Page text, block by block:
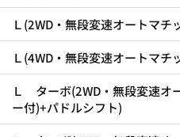
Ｌ(2WD・無段変速オートマ
Ｌ(4WD・無段変速オートマ
Ｌ ターボ(2WD・無段変速オ
ー付)+パドルシフト)